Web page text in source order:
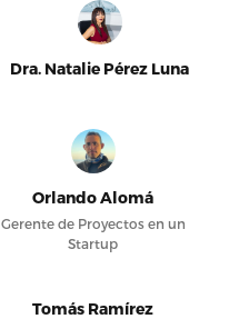
Dra. Natalie Pérez Luna
Orlando Alomá
Gerente de Proyectos en un
Startup
Tomás Ramírez